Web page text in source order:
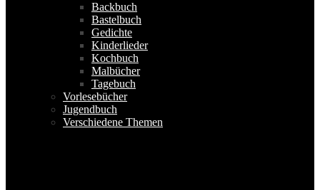
Backbuch
Bastelbuch
Gedichte
Kinderlieder
Kochbuch
Malbücher
Tagebuch
Vorlesebücher
Jugendbuch
Verschiedene Themen